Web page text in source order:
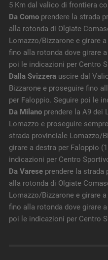
5 Km dal valico di frontiera
Da Comoprendere la strada
alla rotonda di Olgiate
Lomazzo/Bizzarone e girare
fino alla rotonda dove girare
poi le indicazioni per Centro
Dalla Svizzerauscire dal
Bizzarone e proseguire fino
per Faloppio. Seguire poi le
Da Milanoprendere la A9 dei
Lomazzo e proseguire
strada provinciale Lomazzo/
girare a destra per Faloppio
indicazioni per Centro
Da Vareseprendere la strada
alla rotonda di Olgiate
Lomazzo/Bizzarone e girare
fino alla rotonda dove girare
poi le indicazioni per Centro